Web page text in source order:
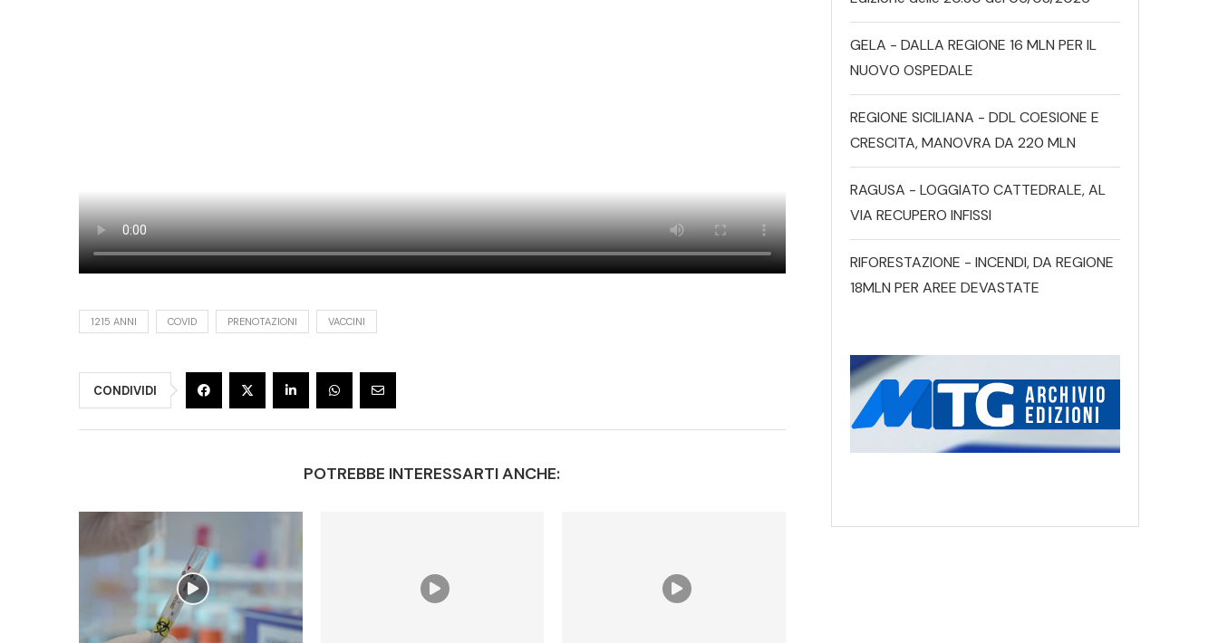
1215 ANNI COVID PRENOTAZIONI VACCINI
CONDIVIDI
POTREBBE INTERESSARTI ANCHE:
GELA - DALLA REGIONE 16 MLN PER IL
NUOVO OSPEDALE
REGIONE SICILIANA - DDL COESIONE E
CRESCITA, MANOVRA DA 220 MLN
RAGUSA - LOGGIATO CATTEDRALE, AL
VIA RECUPERO INFISSI
RIFORESTAZIONE - INCENDI, DA REGIONE
18MLN PER AREE DEVASTATE